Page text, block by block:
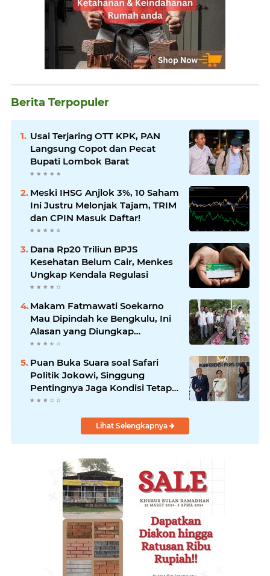
Berita Terpopuler
Usai Terjaring OTT KPK, PAN
Langsung Copot dan Pecat
Bupati Lombok Barat
Meski IHSG Anjlok 3%, 10 Saham
Ini Justru Melonjak Tajam, TRIM
dan CPIN Masuk Daftar!
Dana Rp20 Triliun BPJS
Kesehatan Belum Cair, Menkes
Ungkap Kendala Regulasi
Makam Fatmawati Soekarno
Mau Dipindah ke Bengkulu, Ini
Alasan yang Diungkap
Gubernur
Puan Buka Suara soal Safari
Politik Jokowi, Singgung
Pentingnya Jaga Kondisi Tetap
Adem
Lihat Selengkapnya